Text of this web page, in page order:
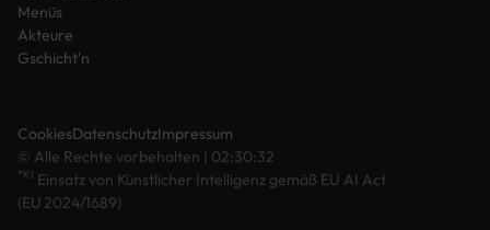
Menüs
Akteure
Gschicht'n
© Alle Rechte vorbehalten | 02:30:32
*KI Einsatz von Künstlicher Intelligenz gemäß EU AI Act
(EU 2024/1689)
CookiesDatenschutzImpressum